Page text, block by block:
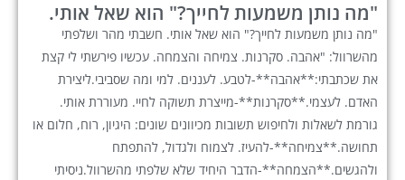
"מה נותן משמעות לחייך?" הוא שאל אותי.
"מה נותן משמעות לחייך?" הוא שאל אותי. חשבתי מהר ושלפתי
מהשרוול: "אהבה. סקרנות. צמיחה והצמחה. עכשיו פירשתי לי קצת
את שכתבתי:**אהבה**-לטבע. לעננים. למי ומה שסביבי.ליצירת
האדם. לעצמי.**סקרנות**-מייצרת תשוקה לחיי. מעוררת אותי.
גורמת לשאלות ולחיפוש תשובות מכיוונים שונים: היגיון, רוח, חלום או
תחושה.**צמיחה**-להעיז. לצמוח ולגדול, להתפתח
ולהגשים.**הצמחה**-הדבר היחיד שלא שלפתי מהשרוול.ניסיתי